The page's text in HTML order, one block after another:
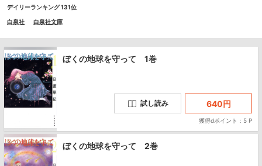
デイリーランキング 131位
白泉社 白泉社文庫
ぼくの地球を守って 1巻
試し読み 640円
獲得dポイント：5 P
ぼくの地球を守って 2巻